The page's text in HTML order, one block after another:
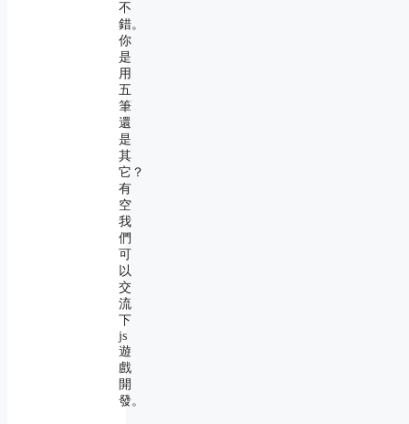
不
錯。
你
是
用
五
筆
還
是
其
它？
有
空
我
們
可
以
交
流
下
js
遊
戲
開
發。